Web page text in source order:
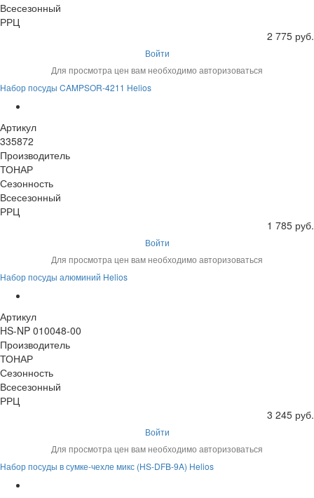
Всесезонный
РРЦ
2 775 руб.
Войти
Для просмотра цен вам необходимо авторизоваться
Набор посуды CAMPSOR-4211 Helios
Артикул
335872
Производитель
ТОНАР
Сезонность
Всесезонный
РРЦ
1 785 руб.
Войти
Для просмотра цен вам необходимо авторизоваться
Набор посуды алюминий Helios
Артикул
HS-NP 010048-00
Производитель
ТОНАР
Сезонность
Всесезонный
РРЦ
3 245 руб.
Войти
Для просмотра цен вам необходимо авторизоваться
Набор посуды в сумке-чехле микс (HS-DFB-9A) Helios